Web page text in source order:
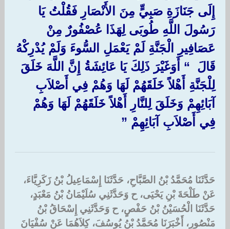
إِلَى جَنَازَةِ صَبِيٍّ مِنَ الأَنْصَارِ فَقُلْتُ يَا
رَسُولَ اللَّهِ طُوبَى لِهَذَا عُصْفُورٌ مِنْ
عَصَافِيرِ الْجَنَّةِ لَمْ يَعْمَلِ السُّوءَ وَلَمْ يُدْرِكْهُ
قَالَ ‏ “‏ أَوَغَيْرَ ذَلِكَ يَا عَائِشَةُ إِنَّ اللَّهَ خَلَقَ
لِلْجَنَّةِ أَهْلاً خَلَقَهُمْ لَهَا وَهُمْ فِي أَصْلاَبِ
آبَائِهِمْ وَخَلَقَ لِلنَّارِ أَهْلاً خَلَقَهُمْ لَهَا وَهُمْ
فِي أَصْلاَبِ آبَائِهِمْ ‏”‏ ‏
حَدَّثَنَا مُحَمَّدُ بْنُ الصَّبَّاحِ، حَدَّثَنَا إِسْمَاعِيلُ بْنُ زَكَرِيَّاءَ،
عَنْ طَلْحَةَ بْنِ يَحْيَى، ح وَحَدَّثَنِي سُلَيْمَانُ بْنُ مَعْبَدٍ،
حَدَّثَنَا الْحُسَيْنُ بْنُ حَفْصٍ، ح وَحَدَّثَنِي إِسْحَاقُ بْنُ
مَنْصُورٍ، أَخْبَرَنَا مُحَمَّدُ بْنُ يُوسُفَ، كِلاَهُمَا عَنْ سُفْيَانَ